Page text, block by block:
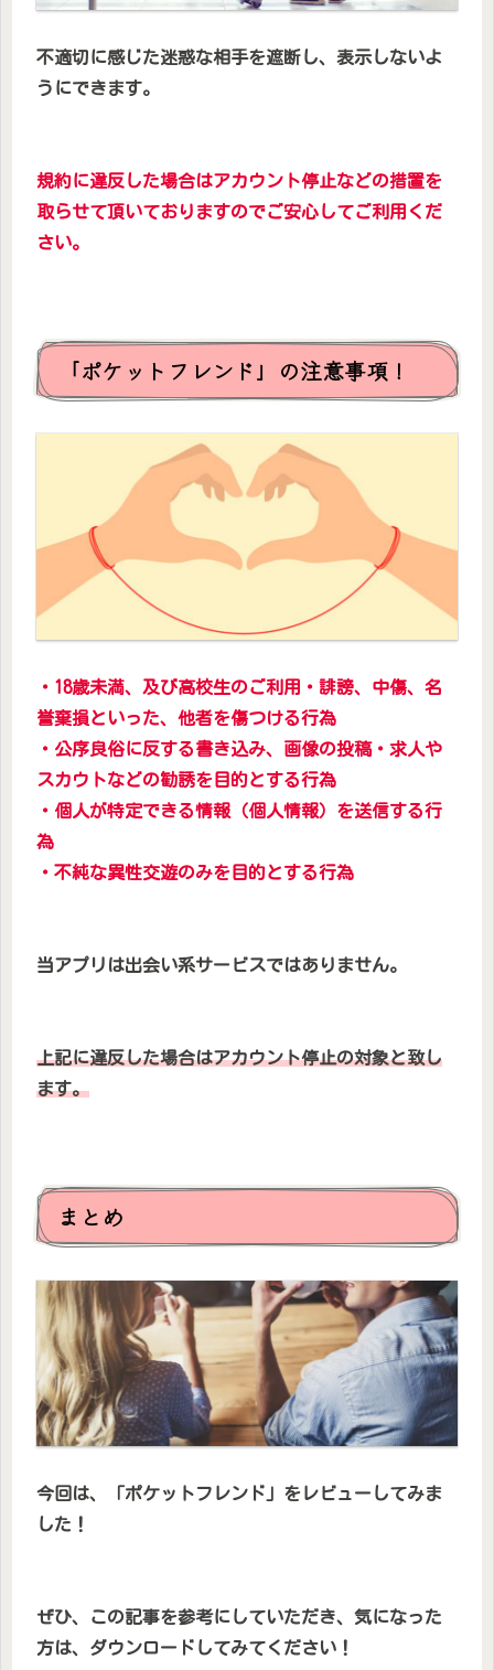
不適切に感じた迷惑な相手を遮断し、表示しないよ
うにできます。
規約に違反した場合はアカウント停止などの措置を
取らせて頂いておりますのでご安心してご利用くだ
さい。
「ポケットフレンド」の注意事項！
・18歳未満、及び高校生のご利用・誹謗、中傷、名
誉棄損といった、他者を傷つける行為
・公序良俗に反する書き込み、画像の投稿・求人や
スカウトなどの勧誘を目的とする行為
・個人が特定できる情報（個人情報）を送信する行
為
・不純な異性交遊のみを目的とする行為
当アプリは出会い系サービスではありません。
上記に違反した場合はアカウント停止の対象と致し
ます。
まとめ
今回は、「ポケットフレンド」をレビューしてみま
した！
ぜひ、この記事を参考にしていただき、気になった
方は、ダウンロードしてみてください！